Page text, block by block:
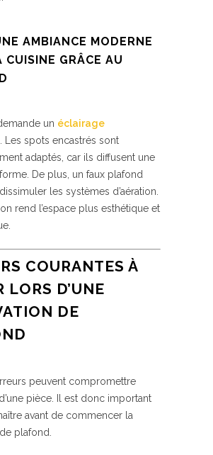
AMBIANCE MODERNE
CUISINE GRÂCE AU
un éclairage
Les spots encastrés sont
adaptés, car ils diffusent une
De plus, un faux plafond
les systèmes d’aération.
rend l’espace plus esthétique et
COURANTES À
LORS D’UNE
DE
peuvent compromettre
d’une pièce. Il est donc important
avant de commencer la
plafond.